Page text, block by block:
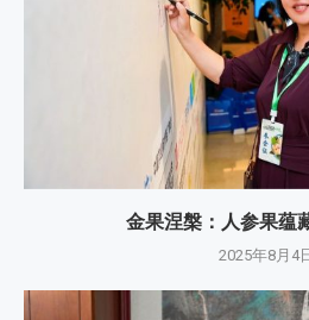
金果涅槃：人参果蕴
2025年8月4